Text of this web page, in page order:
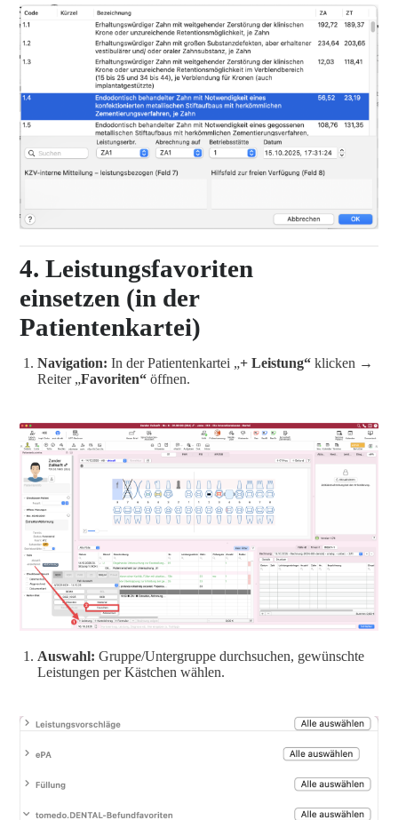
4. Leistungsfavoriten
einsetzen (in der
Patientenkartei)
Navigation: In der Patientenkartei „+ Leistung“ klicken →
Reiter „Favoriten“ öffnen.
Auswahl: Gruppe/Untergruppe durchsuchen, gewünschte
Leistungen per Kästchen wählen.